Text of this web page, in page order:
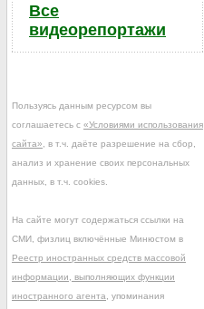
Все
видеорепортажи
Пользуясь данным ресурсом вы
соглашаетесь с «Условиями использования
сайта» , в т.ч. даёте разрешение на сбор,
анализ и хранение своих персональных
данных, в т.ч. cookies.
На сайте могут содержаться ссылки на
СМИ, физлиц включённые Минюстом в
Реестр иностранных средств массовой
информации, выполняющих функции
иностранного агента , упоминания